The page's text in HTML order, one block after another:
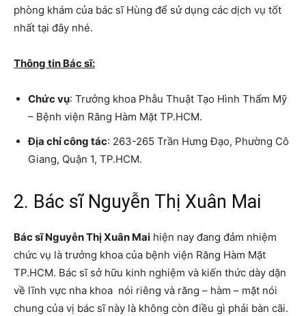
phòng khám của bác sĩ Hùng để sử dụng các dịch vụ tốt
nhất tại đây nhé.
Thông tin Bác sĩ:
Chức vụ: Trưởng khoa Phẫu Thuật Tạo Hình Thẩm Mỹ
– Bệnh viện Răng Hàm Mặt TP.HCM.
Địa chỉ công tác: 263-265 Trần Hưng Đạo, Phường Cô
Giang, Quận 1, TP.HCM.
2. Bác sĩ Nguyễn Thị Xuân Mai
Bác sĩ Nguyễn Thị Xuân Mai hiện nay đang đảm nhiệm
chức vụ là trưởng khoa của bệnh viện Răng Hàm Mặt
TP.HCM. Bác sĩ sở hữu kinh nghiệm và kiến thức dày dặn
về lĩnh vực nha khoa nói riêng và răng – hàm – mặt nói
chung của vị bác sĩ này là không còn điều gì phải bàn cãi.